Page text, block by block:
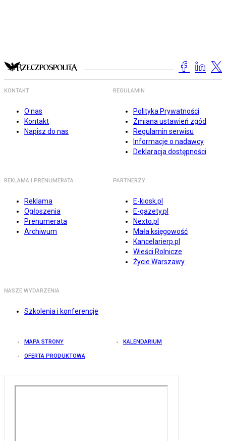
KONTAKT
O nas
Kontakt
Napisz do nas
REGULAMIN
Polityka Prywatności
Zmiana ustawień zgód
Regulamin serwisu
Informacje o nadawcy
Deklaracja dostępności
REKLAMA I PRENUMERATA
Reklama
Ogłoszenia
Prenumerata
Archiwum
PARTNERZY
E-kiosk.pl
E-gazety.pl
Nexto.pl
Mała księgowość
Kancelarierp.pl
Wieści Rolnicze
Życie Warszawy
NASZE WYDARZENIA
Szkolenia i konferencje
MAPA STRONY KALENDARIUM
OFERTA PRODUKTOWA